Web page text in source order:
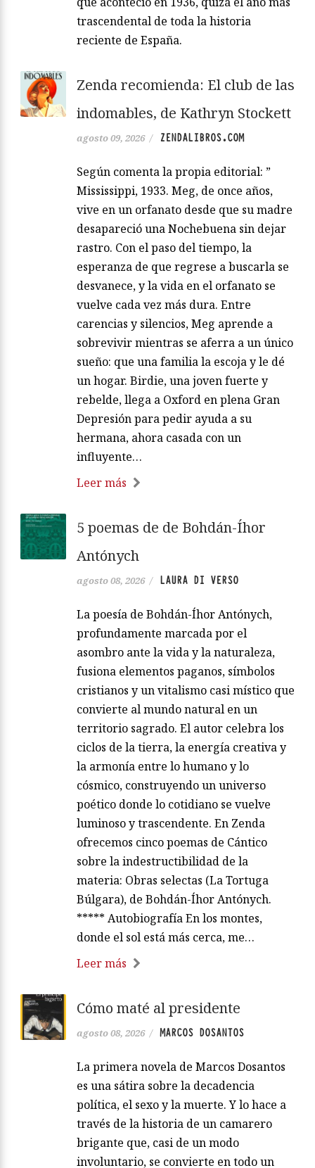
trascendental de toda la historia
reciente de España.
Zenda recomienda: El club de las
indomables, de Kathryn Stockett
agosto 09, 2026 / ZENDALIBROS.COM
Según comenta la propia editorial: ”
Mississippi, 1933. Meg, de once años,
vive en un orfanato desde que su madre
desapareció una Nochebuena sin dejar
rastro. Con el paso del tiempo, la
esperanza de que regrese a buscarla se
desvanece, y la vida en el orfanato se
vuelve cada vez más dura. Entre
carencias y silencios, Meg aprende a
sobrevivir mientras se aferra a un único
sueño: que una familia la escoja y le dé
un hogar. Birdie, una joven fuerte y
rebelde, llega a Oxford en plena Gran
Depresión para pedir ayuda a su
hermana, ahora casada con un
influyente…
Leer más
5 poemas de de Bohdán-Íhor
Antónych
agosto 08, 2026 / LAURA DI VERSO
La poesía de Bohdán-Íhor Antónych,
profundamente marcada por el
asombro ante la vida y la naturaleza,
fusiona elementos paganos, símbolos
cristianos y un vitalismo casi místico que
convierte al mundo natural en un
territorio sagrado. El autor celebra los
ciclos de la tierra, la energía creativa y
la armonía entre lo humano y lo
cósmico, construyendo un universo
poético donde lo cotidiano se vuelve
luminoso y trascendente. En Zenda
ofrecemos cinco poemas de Cántico
sobre la indestructibilidad de la
materia: Obras selectas (La Tortuga
Búlgara), de Bohdán-Íhor Antónych.
***** Autobiografía En los montes,
donde el sol está más cerca, me…
Leer más
Cómo maté al presidente
agosto 08, 2026 / MARCOS DOSANTOS
La primera novela de Marcos Dosantos
es una sátira sobre la decadencia
política, el sexo y la muerte. Y lo hace a
través de la historia de un camarero
brigante que, casi de un modo
involuntario, se convierte en todo un